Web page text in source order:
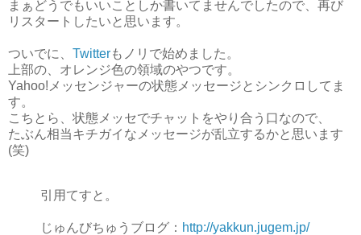
まぁどうでもいいことしか書いてませんでしたので、再び
リスタートしたいと思います。
ついでに、 Twitterもノリで始めました。
上部の、オレンジ色の領域のやつです。
Yahoo!メッセンジャーの状態メッセージとシンクロしてま
す。
こちとら、状態メッセでチャットをやり合う口なので、
たぶん相当キチガイなメッセージが乱立するかと思います
(笑)
引用てすと。
じゅんびちゅうブログ： http://yakkun.jugem.jp/